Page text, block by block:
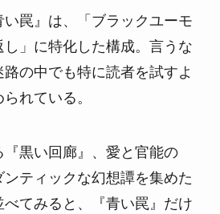
罠』は、「ブラックユーモ
」に特化した構成。言うな
の中でも特に読者を試すよ
れている。
黒い回廊』、愛と官能の
ンティックな幻想譚を集めた
べてみると、『青い罠』だけ